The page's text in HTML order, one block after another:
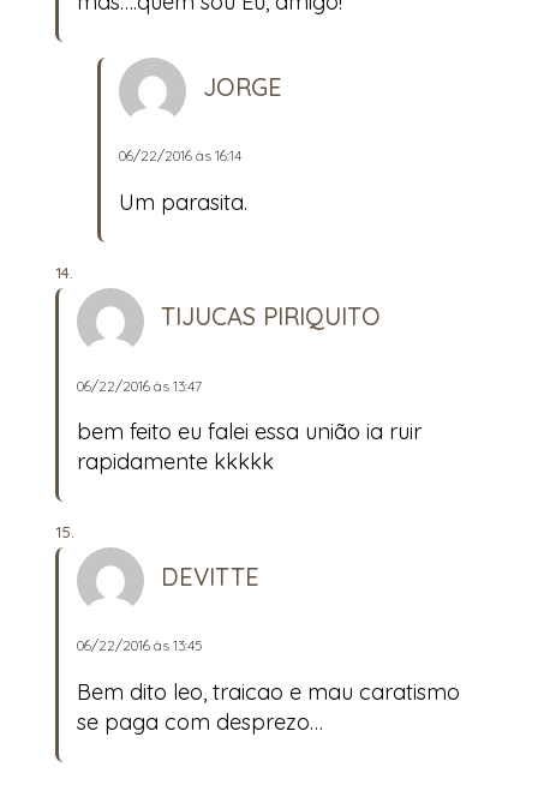
JORGE
06/22/2016 às 16:14
Um parasita.
TIJUCAS PIRIQUITO
06/22/2016 às 13:47
bem feito eu falei essa união ia ruir
rapidamente kkkkk
DEVITTE
06/22/2016 às 13:45
Bem dito leo, traicao e mau caratismo
se paga com desprezo…